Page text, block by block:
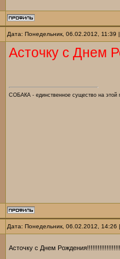
Дата: Понедельник, 06.02.2012,
Асточку с Днем
СОБАКА - единственное существо на этой
Дата: Понедельник, 06.02.2012,
Асточку с Днем